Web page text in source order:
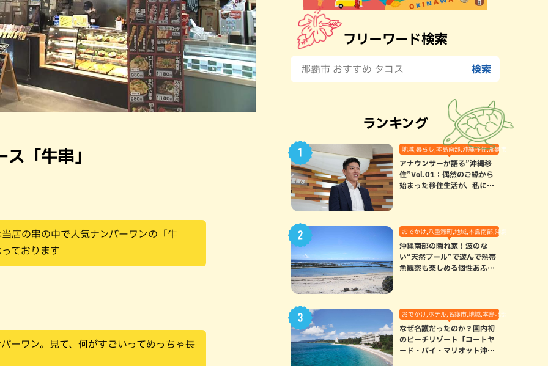
「牛串」
店の串の中で人気ナンバーワンの「牛
ております
ーワン。見て、何がすごいってめっちゃ長
フリーワード検索
ランキング
地域,暮らし,本島南部,沖縄移住,那覇市
アナウンサーが語る”沖縄移
住”Vol.01：偶然のご縁から
始まった移住生活が、私にと
おでかけ,八重瀬町,地域,本島南部,沖縄の海,自然
沖縄南部の隠れ家！波のな
い“天然プール”で遊んで熱帯
魚観察も楽しめる個性あふれ
おでかけ,ホテル,名護市,地域,本島北部
なぜ名護だったのか？国内初
のビーチリゾート「コートヤ
ード・バイ・マリオット沖縄